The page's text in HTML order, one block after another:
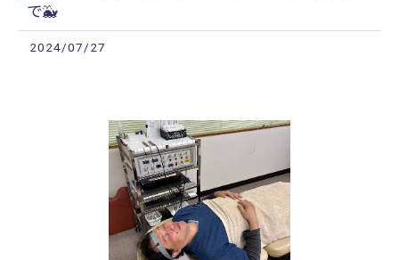
で🐳
2024/07/27